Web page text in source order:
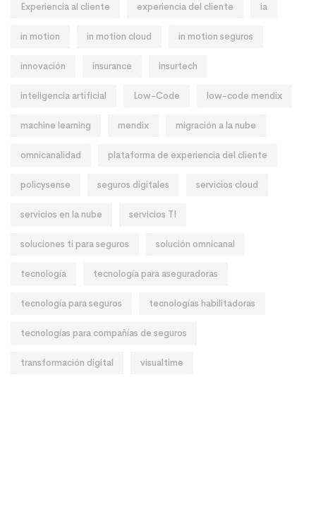
Experiencia al cliente experiencia del cliente ia
in motion in motion cloud in motion seguros
innovación insurance insurtech
inteligencia artificial Low-Code low-code mendix
machine learning mendix migración a la nube
omnicanalidad plataforma de experiencia del cliente
policysense seguros digitales servicios cloud
servicios en la nube servicios TI
soluciones ti para seguros solución omnicanal
tecnología tecnología para aseguradoras
tecnología para seguros tecnologías habilitadoras
tecnologías para compañías de seguros
transformación digital visualtime